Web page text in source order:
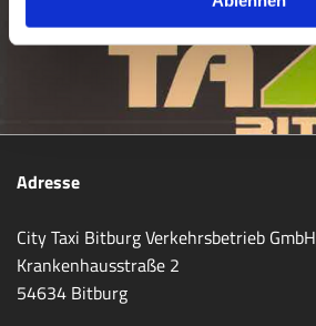
Adresse
City Taxi Bitburg Verkehrsbetrieb GmbH
Krankenhausstraße 2
54634 Bitburg